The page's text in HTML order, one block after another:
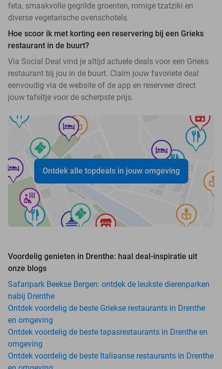
feta, smaakvolle gegrilde groenten, romige tzatziki en
diverse vegetarische ovenschotels.
Hoe scoor ik met korting een reservering bij een Grieks
restaurant in de buurt?
Via Social Deal vind je altijd actuele deals voor een Grieks
restaurant bij jou in de buurt. Claim jouw favoriete deal
eenvoudig via de website of de app en reserveer direct
jouw tafeltje voor de scherpste prijs.
Ontdek alle topdeals in jouw omgeving
Voordelig genieten in Drenthe: haal deal-inspiratie uit
onze blogs
Safaripark Beekse Bergen: ontdek de leukste dierenparken
nabij Drenthe
Ontdek voordelig de beste Griekse restaurants in Drenthe
en omgeving
Ontdek voordelig de beste tapasrestaurants in Drenthe en
omgeving
Ontdek voordelig de beste Italiaanse restaurants in Drenthe